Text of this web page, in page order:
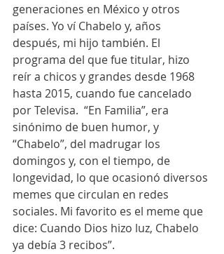
generaciones en México y otros
países. Yo ví Chabelo y, años
después, mi hijo también. El
programa del que fue titular, hizo
reír a chicos y grandes desde 1968
hasta 2015, cuando fue cancelado
por Televisa.  “En Familia”, era
sinónimo de buen humor, y
“Chabelo”, del madrugar los
domingos y, con el tiempo, de
longevidad, lo que ocasionó diversos
memes que circulan en redes
sociales. Mi favorito es el meme que
dice: Cuando Dios hizo luz, Chabelo
ya debía 3 recibos”.